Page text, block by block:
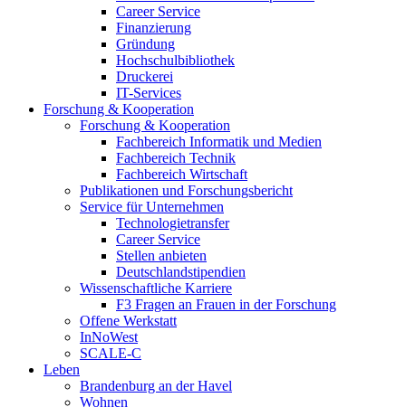
Career Service
Finanzierung
Gründung
Hochschulbibliothek
Druckerei
IT-Services
Forschung & Kooperation
Forschung & Kooperation
Fachbereich Informatik und Medien
Fachbereich Technik
Fachbereich Wirtschaft
Publikationen und Forschungsbericht
Service für Unternehmen
Technologietransfer
Career Service
Stellen anbieten
Deutschlandstipendien
Wissenschaftliche Karriere
F3 Fragen an Frauen in der Forschung
Offene Werkstatt
InNoWest
SCALE-C
Leben
Brandenburg an der Havel
Wohnen